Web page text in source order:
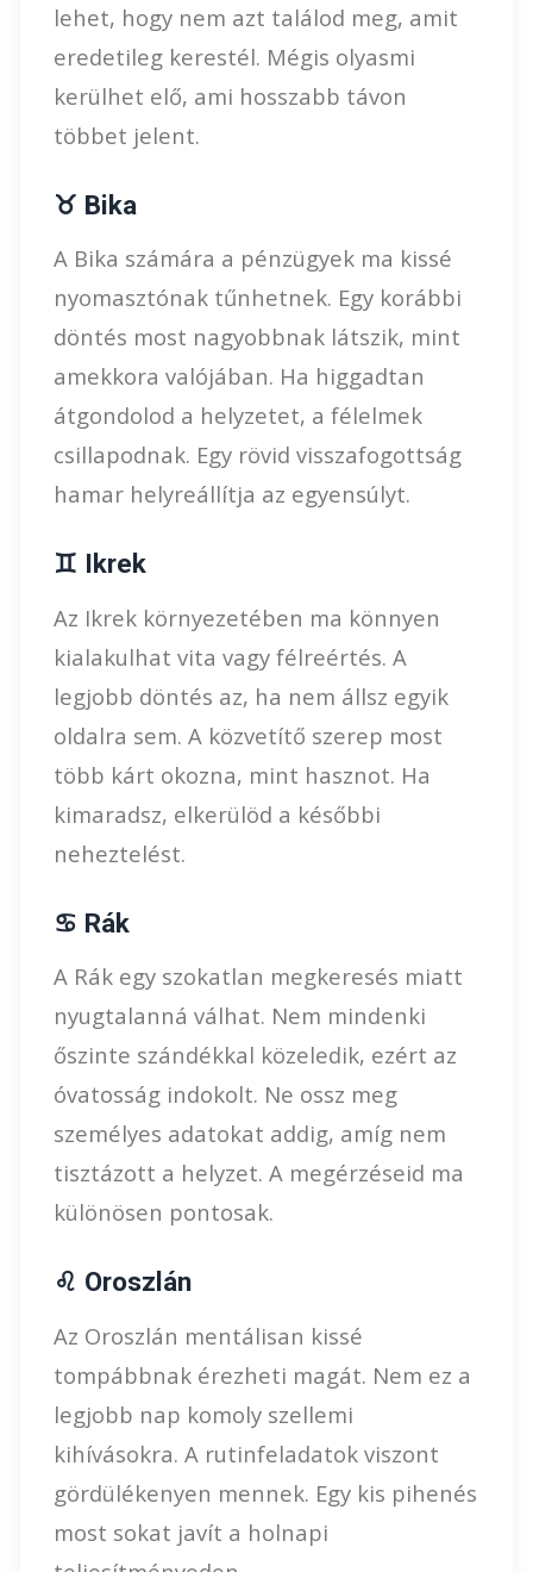
lehet, hogy nem azt találod meg, amit
eredetileg kerestél. Mégis olyasmi
kerülhet elő, ami hosszabb távon
többet jelent.
♉ Bika
A Bika számára a pénzügyek ma kissé
nyomasztónak tűnhetnek. Egy korábbi
döntés most nagyobbnak látszik, mint
amekkora valójában. Ha higgadtan
átgondolod a helyzetet, a félelmek
csillapodnak. Egy rövid visszafogottság
hamar helyreállítja az egyensúlyt.
♊ Ikrek
Az Ikrek környezetében ma könnyen
kialakulhat vita vagy félreértés. A
legjobb döntés az, ha nem állsz egyik
oldalra sem. A közvetítő szerep most
több kárt okozna, mint hasznot. Ha
kimaradsz, elkerülöd a későbbi
neheztelést.
♋ Rák
A Rák egy szokatlan megkeresés miatt
nyugtalanná válhat. Nem mindenki
őszinte szándékkal közeledik, ezért az
óvatosság indokolt. Ne ossz meg
személyes adatokat addig, amíg nem
tisztázott a helyzet. A megérzéseid ma
különösen pontosak.
♌ Oroszlán
Az Oroszlán mentálisan kissé
tompábbnak érezheti magát. Nem ez a
legjobb nap komoly szellemi
kihívásokra. A rutinfeladatok viszont
gördülékenyen mennek. Egy kis pihenés
most sokat javít a holnapi